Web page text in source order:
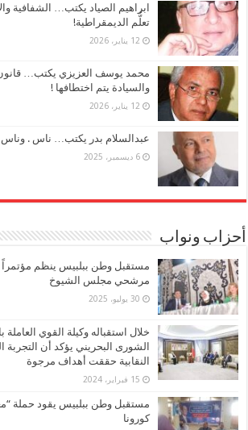
ابراهيم الصياد يكتب… الشفافية
تعلُّم الديمقراطية!
12 يناير، 2026
محمد يوسف العزيزي يكتب… قانون
والسيادة يتم اختطافها !
12 يناير، 2026
عبدالسلام بدر يكتب… ناس . وناس
6 ديسمبر، 2025
أحزاب ونواب
مستقبل وطن ببلبيس ينظم مؤتمراً
مرشحي مجلس الشيوخ
30 يوليو، 2025
خلال استقباله وكيلة القوي
الشورى البحريني يؤكد أن التجربة
النقابية حققت أهداف مرجوة
15 فبراير، 2024
مستقبل وطن ببلبيس يقود حملة
كورونا